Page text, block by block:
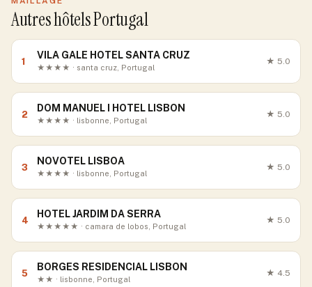
Autres hôtels Portugal
1
VILA GALE HOTEL SANTA CRUZ
★★★★ · santa cruz, Portugal
★ 5.0
2
DOM MANUEL I HOTEL LISBON
★★★★ · lisbonne, Portugal
★ 5.0
3
NOVOTEL LISBOA
★★★★ · lisbonne, Portugal
★ 5.0
4
HOTEL JARDIM DA SERRA
★★★★★ · camara de lobos, Portugal
★ 5.0
5
BORGES RESIDENCIAL LISBON
★★ · lisbonne, Portugal
★ 4.5